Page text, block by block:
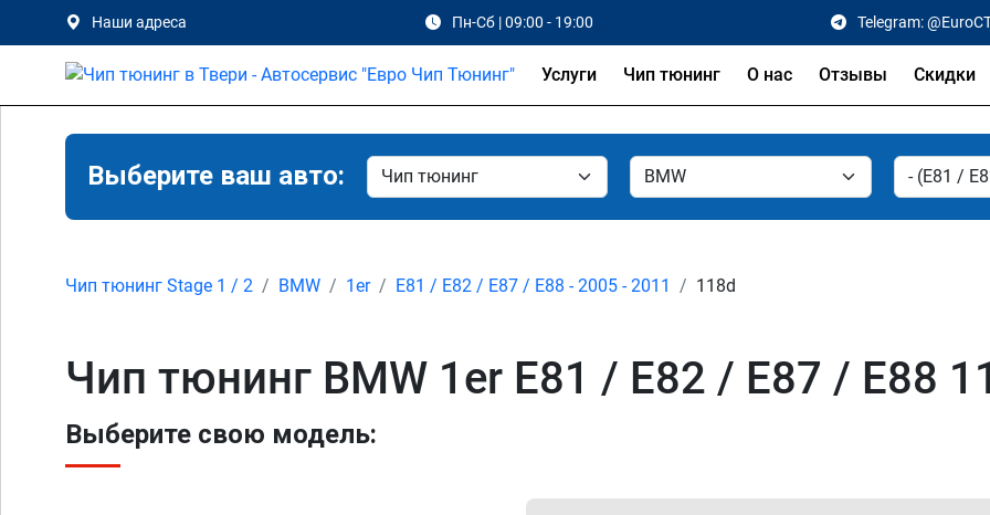
Наши адреса Пн-Сб | 09:00 - 19:00 Telegram:
Услуги Чип тюнинг О нас Отзывы Скидки
Выберите ваш авто:
Чип тюнинг Stage 1 / 2 BMW 1er E81 / E82 / E87 / E88 - 2005 - 2011 118d
Чип тюнинг BMW 1er E81 / E82 / E87 / E88
Выберите свою модель: